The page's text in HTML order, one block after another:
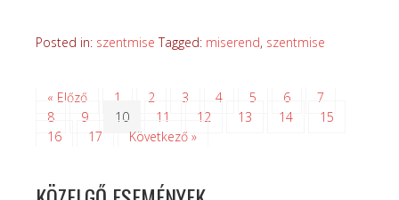
Posted in: szentmise Tagged: miserend, szentmise
« Előző 1 2 3 4 5 6
7
8
9 10 11 12 13 14
15
16
17 Következő »